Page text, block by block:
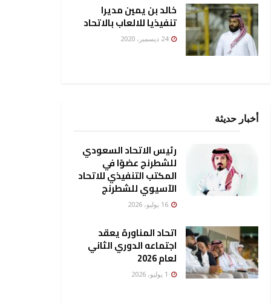
خالد بن يمين مديرا
تنفيذيا للالعاب بالاتحاد
24 ديسمبر، 2020
أخبار حديثة
رئيس الاتحاد السعودي
للشطرنج عضوًا في
المكتب التنفيذي للاتحاد
الآسيوي للشطرنج
اتحاد المناورة يعقد
اجتماعه الدوري الثاني
لعام 2026